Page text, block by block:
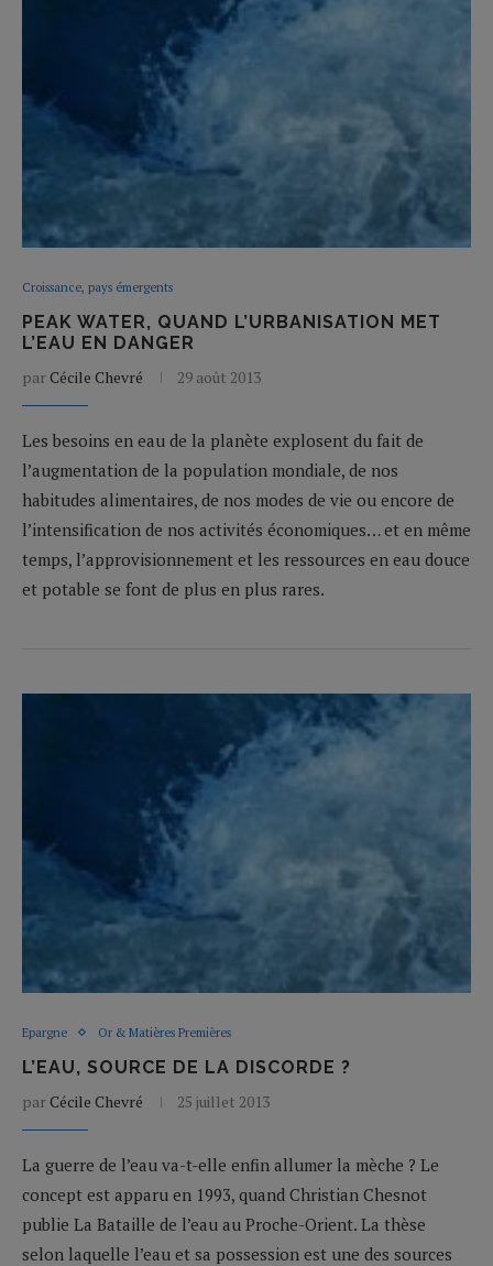
Croissance, pays émergents
PEAK WATER, QUAND L’URBANISATION MET
L’EAU EN DANGER
parCécile Chevré 29 août 2013
Les besoins en eau de la planète explosent du fait de
l’augmentation de la population mondiale, de nos
habitudes alimentaires, de nos modes de vie ou encore de
l’inten­sification de nos activités économiques… et en même
temps, l’approvisionnement et les ressources en eau douce
et potable se font de plus en plus rares.
Epargne Or & Matières Premières
L’EAU, SOURCE DE LA DISCORDE ?
parCécile Chevré 25 juillet 2013
La guerre de l’eau va-t-elle enfin allumer la mèche ? Le
concept est apparu en 1993, quand Christian Chesnot
publie La Bataille de l’eau au Proche-Orient. La thèse
selon laquelle l’eau et sa possession est une des sources